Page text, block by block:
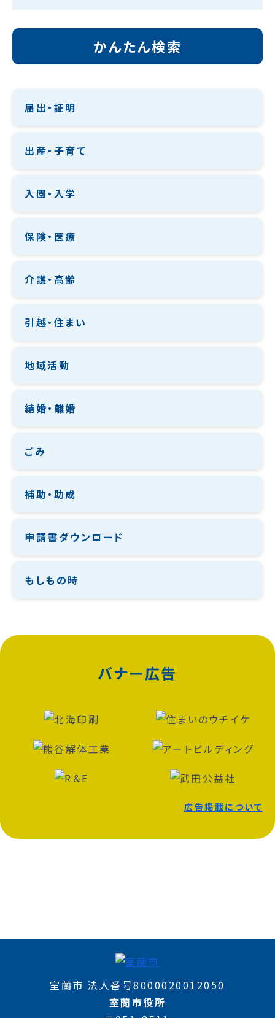
かんたん検索
届出・証明
出産・子育て
入園・入学
保険・医療
介護・高齢
引越・住まい
地域活動
結婚・離婚
ごみ
補助・助成
申請書ダウンロード
もしもの時
バナー広告
広告掲載について
室蘭市 法人番号8000020012050
室蘭市役所